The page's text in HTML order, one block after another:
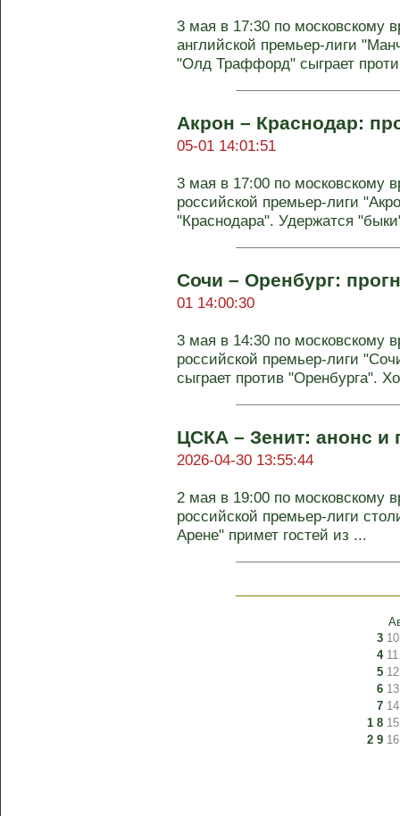
3 мая в 17:30 по московскому
английской премьер-лиги
"Олд Траффорд" сыграет
Акрон – Краснодар:
05-01 14:01:51
3 мая в 17:00 по московскому
российской премьер-лиги
"Краснодара". Удержатся
Сочи – Оренбург:
01 14:00:30
3 мая в 14:30 по московскому
российской премьер-лиги
сыграет против "Оренбурга".
ЦСКА – Зенит: анонс и
2026-04-30 13:55:44
2 мая в 19:00 по московскому
российской премьер-лиги
Арене" примет гостей из ...
3 10
4 11
5 12
6 13
7 14
1 8 15
2 9 16